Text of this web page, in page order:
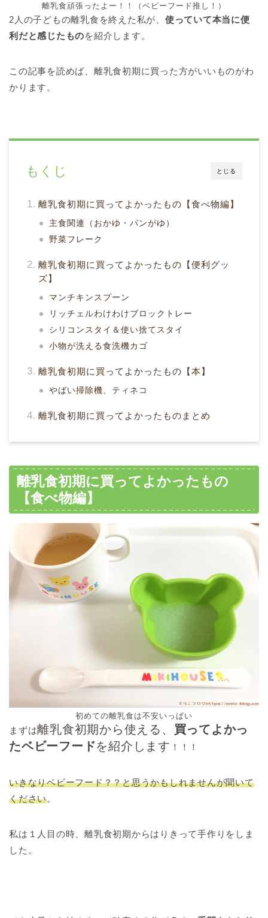
離乳食頑張ったよー！！（ベビーフード推し！）
2人の子どもの離乳食を終えた私が、 使っていて本当に便
利だと感じたものを紹介します。
この記事を読めば、離乳食初期に買った方がいいものがわ
かります。
とじる
もくじ
離乳食初期に買ってよかったもの【食べ物編】
主食関連（おかゆ・パンがゆ）
野菜フレーク
離乳食初期に買ってよかったもの【便利グッ
ズ】
マンチキンスプーン
リッチェルわけわけブロックトレー
シリコンスタイ＆使い捨てスタイ
小物が洗える食洗機カゴ
離乳食初期に買ってよかったもの【本】
やばい掃除機、ティネコ
離乳食初期に買ってよかったものまとめ
離乳食初期に買ってよかったもの
【食べ物編】
初めての離乳食は不安いっぱい
まずは離乳食初期から使える、
買ってよかっ
たベビーフードを紹介します ！！！
いきなりベビーフード？？と思うかもしれませんが聞いて
ください。
私は１人目の時、離乳食初期からはりきって手作りをしま
した。